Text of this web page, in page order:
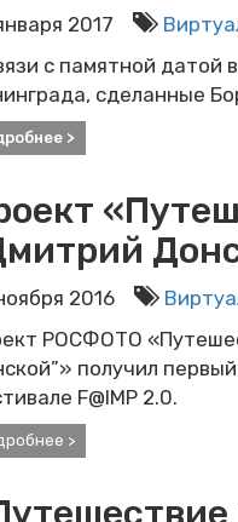
2017
с памятной датой
сделанные
>
2016
РОСФОТО
получил
F@IMP 2.0.
>